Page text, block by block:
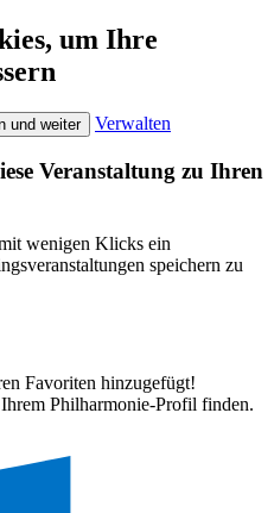
um Ihre
und weiter Verwalten
Veranstaltung zu Ihren
wenigen Klicks ein
speichern zu
Favoriten hinzugefügt!
Philharmonie-Profil finden.